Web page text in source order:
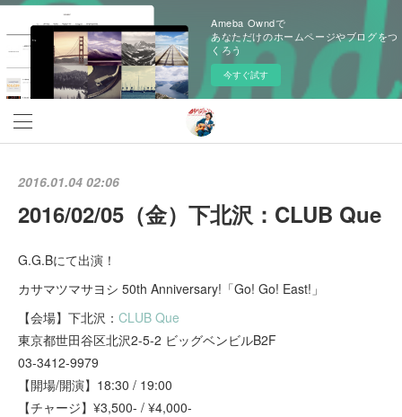
Ameba Owndで
あなただけのホームページやブログをつ
くろう
今すぐ試す
2016.01.04 02:06
2016/02/05（金）下北沢：CLUB Que
G.G.Bにて出演！
カサマツマサヨシ 50th Anniversary!「Go! Go! East!」
【会場】下北沢： CLUB Que
東京都世田谷区北沢2-5-2 ビッグベンビルB2F
03-3412-9979
【開場/開演】18:30 / 19:00
【チャージ】¥3,500- / ¥4,000-